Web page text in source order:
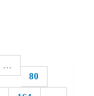
…
80